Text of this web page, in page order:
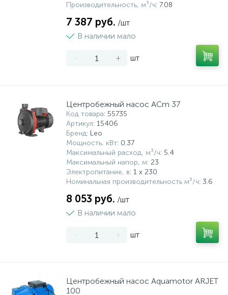
Производительность, м³/ч: 7.08
7 387 руб. /шт
В наличии мало
- + шт
Центробежный насос ACm 37
Код товара: 55735
Артикул: 15406
Бренд: Leo
Мощность, кВт: 0.37
Максимальный расход, м³/ч: 5.4
Максимальный напор, м: 23
Электропитание, в: 1 x 230
Номинальная производительность м³/ч: 3.6
8 053 руб. /шт
В наличии мало
- + шт
Центробежный насос Aquamotor ARJET
100